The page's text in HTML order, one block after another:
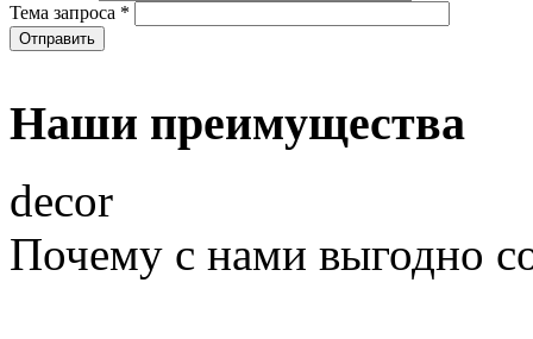
Тема запроса *
Наши преимущества
decor
Почему с нами выгодно